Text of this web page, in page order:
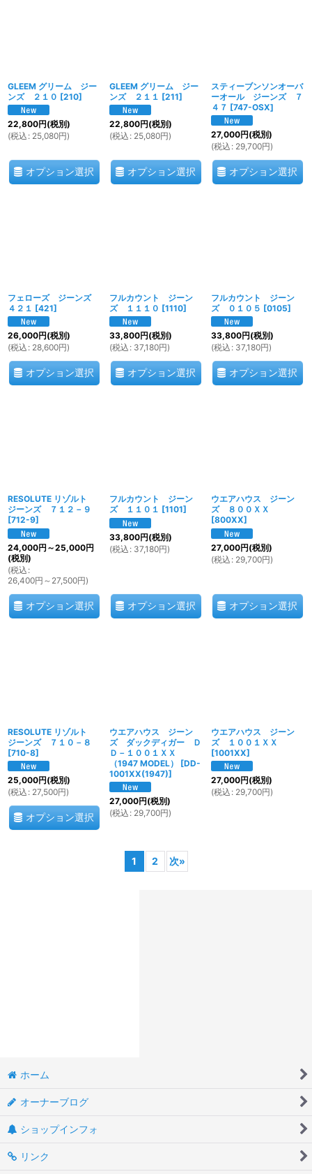
GLEEM グリーム ジー
ンズ ２１０ [210]
22,800円(税別)
(税込 : 25,080円)
オプション選択
GLEEM グリーム ジー
ンズ ２１１ [211]
22,800円(税別)
(税込 : 25,080円)
オプション選択
スティーブンソンオーバ
ーオール ジーンズ ７
４７ [747-OSX]
27,000円(税別)
(税込 : 29,700円)
オプション選択
フェローズ ジーンズ
４２１ [421]
26,000円(税別)
(税込 : 28,600円)
オプション選択
フルカウント ジーン
ズ １１１０ [1110]
33,800円(税別)
(税込 : 37,180円)
オプション選択
フルカウント ジーン
ズ ０１０５ [0105]
33,800円(税別)
(税込 : 37,180円)
オプション選択
RESOLUTE リゾルト
ジーンズ ７１２－９
[712-9]
24,000円 ～25,000円
(税別)
(税込 :
26,400円 ～27,500円)
オプション選択
フルカウント ジーン
ズ １１０１ [1101]
33,800円(税別)
(税込 : 37,180円)
オプション選択
ウエアハウス ジーン
ズ ８００ＸＸ
[800XX]
27,000円(税別)
(税込 : 29,700円)
オプション選択
RESOLUTE リゾルト
ジーンズ ７１０－８
[710-8]
25,000円(税別)
(税込 : 27,500円)
オプション選択
ウエアハウス ジーン
ズ ダックディガー Ｄ
Ｄ－１００１ＸＸ
（1947 MODEL）
[DD-
1001XX(1947)]
27,000円(税別)
(税込 : 29,700円)
ウエアハウス ジーン
ズ １００１ＸＸ
[1001XX]
27,000円(税別)
(税込 : 29,700円)
1 2 次»
ホーム
オーナーブログ
ショップインフォ
リンク